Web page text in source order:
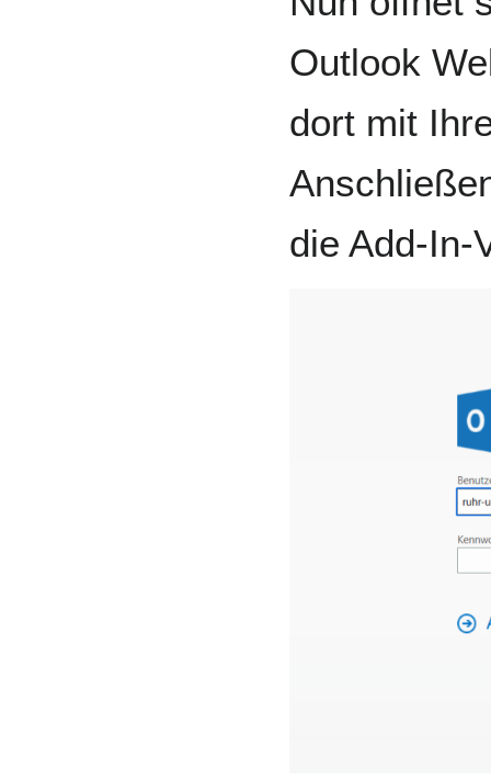
Outlook
dort mit
die Add-In-